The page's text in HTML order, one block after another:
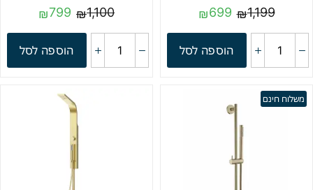
₪1,199
₪699
הוספה לסל
₪1,100
₪799
הוספה לסל
משלוח חינם